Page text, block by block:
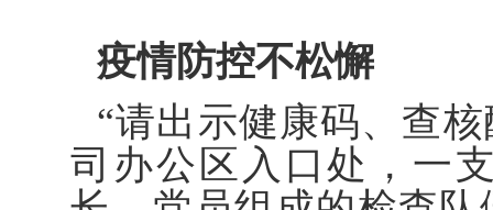
疫情防控不松懈
“请出示健康码、查
司办公区入口处，一